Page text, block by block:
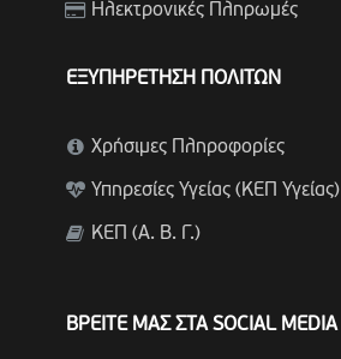
Ηλεκτρονικές Πληρωμές
ΕΞΥΠΗΡΕΤΗΣΗ ΠΟΛΙΤΩΝ
Χρήσιμες Πληροφορίες
Υπηρεσίες Υγείας (ΚΕΠ Υγείας)
ΚΕΠ (Α. Β. Γ.)
ΒΡΕΙΤΕ ΜΑΣ ΣΤΑ SOCIAL MEDIA